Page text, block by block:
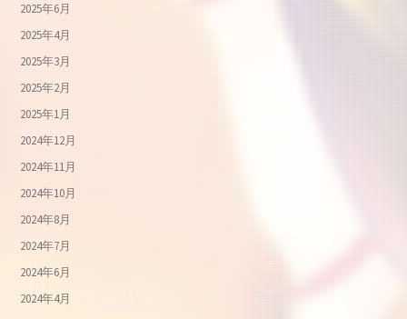
2025年6月
2025年4月
2025年3月
2025年2月
2025年1月
2024年12月
2024年11月
2024年10月
2024年8月
2024年7月
2024年6月
2024年4月